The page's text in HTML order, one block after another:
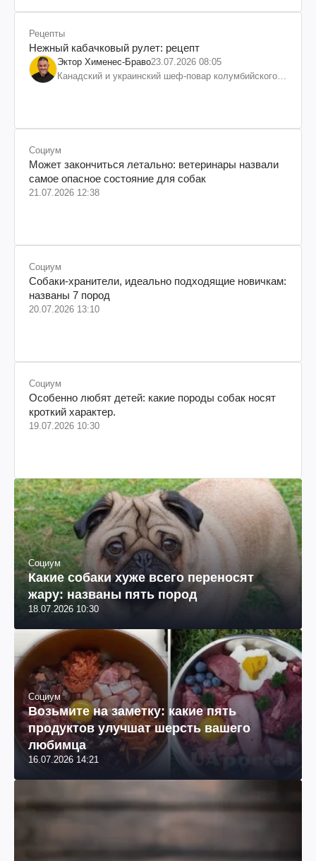
Рецепты
Нежный кабачковый рулет: рецепт
Эктор Хименес-Браво23.07.2026 08:05
Канадский и украинский шеф-повар колумбийского
Социум
Может закончиться летально: ветеринары назвали
самое опасное состояние для собак
21.07.2026 12:38
Социум
Собаки-хранители, идеально подходящие новичкам:
названы 7 пород
20.07.2026 13:10
Социум
Особенно любят детей: какие породы собак носят
кроткий характер.
19.07.2026 10:30
Социум
Какие собаки хуже всего переносят
жару: названы пять пород
18.07.2026 10:30
Социум
Возьмите на заметку: какие пять
продуктов улучшат шерсть вашего
любимца
16.07.2026 14:21